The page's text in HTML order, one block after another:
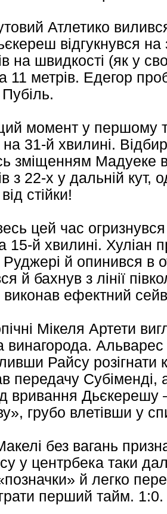
Атлетико
відгукнувся на
на швидкості (як у
11 метрів. Едегор
момент у першому
на 31-й хвилині.
зміщенням Мадуеке
з 22-х у дальній кут,
стійки!
цей час
15-й хвилині. Хуліан
й опинився в
й бахнув з лінії
ефектний
Мікеля Артети
винагорода.
Райсу розігнати
передачу Субіменді,
вривання Дьєкерешу
грубо влетівши у
без вагань
у центрбека таки
й легко
перший тайм. 1:0.